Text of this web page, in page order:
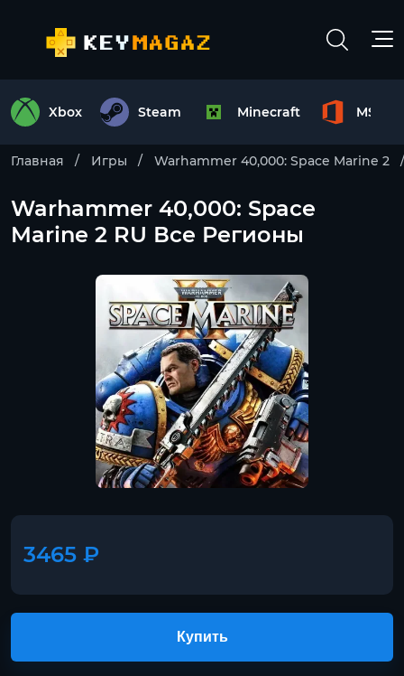
Xbox Steam Minecraft MS
Главная Игры Warhammer 40,000: Space Marine 2
Warhammer 40,000: Space
Marine 2 RU Все Регионы
3465 ₽
Купить